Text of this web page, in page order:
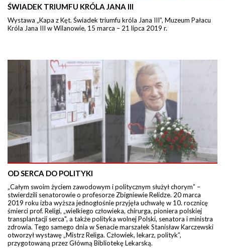
ŚWIADEK TRIUMFU KRÓLA JANA III
Wystawa „Kapa z Kęt. Świadek triumfu króla Jana III”, Muzeum Pałacu
Króla Jana III w Wilanowie, 15 marca – 21 lipca 2019 r.
OD SERCA DO POLITYKI
„Całym swoim życiem zawodowym i politycznym służył chorym” –
stwierdzili senatorowie o profesorze Zbigniewie Relidze. 20 marca
2019 roku izba wyższa jednogłośnie przyjęła uchwałę w 10. rocznicę
śmierci prof. Religi, „wielkiego człowieka, chirurga, pioniera polskiej
transplantacji serca", a także polityka wolnej Polski, senatora i ministra
zdrowia. Tego samego dnia w Senacie marszałek Stanisław Karczewski
otworzył wystawę „Mistrz Religa. Człowiek, lekarz, polityk”,
przygotowaną przez Główną Bibliotekę Lekarską.